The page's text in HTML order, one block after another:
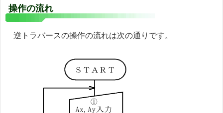
操作の流れ
逆トラバースの操作の流れは次の通りです。